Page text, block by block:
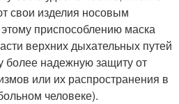
свои изделия носовым
приспособлению маска
верхних дыхательных путей
более надежную защиту от
или их распространения в
человеке).